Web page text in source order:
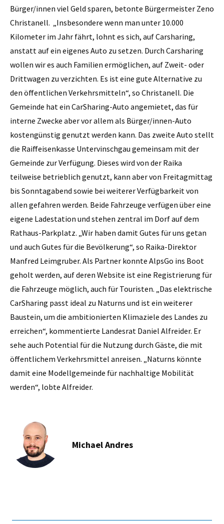
Bürger/innen viel Geld sparen, betonte Bürgermeister Zeno
Christanell. „Insbesondere wenn man unter 10.000
Kilometer im Jahr fährt, lohnt es sich, auf Carsharing,
anstatt auf ein eigenes Auto zu setzen. Durch Carsharing
wollen wir es auch Familien ermöglichen, auf Zweit- oder
Drittwagen zu verzichten. Es ist eine gute Alternative zu
den öffentlichen Verkehrsmitteln“, so Christanell. Die
Gemeinde hat ein CarSharing-Auto angemietet, das für
interne Zwecke aber vor allem als Bürger/innen-Auto
kostengünstig genutzt werden kann. Das zweite Auto stellt
die Raiffeisenkasse Untervinschgau gemeinsam mit der
Gemeinde zur Verfügung. Dieses wird von der Raika
teilweise betrieblich genutzt, kann aber von Freitagmittag
bis Sonntagabend sowie bei weiterer Verfügbarkeit von
allen gefahren werden. Beide Fahrzeuge verfügen über eine
eigene Ladestation und stehen zentral im Dorf auf dem
Rathaus-Parkplatz. „Wir haben damit Gutes für uns getan
und auch Gutes für die Bevölkerung“, so Raika-Direktor
Manfred Leimgruber. Als Partner konnte AlpsGo ins Boot
geholt werden, auf deren Website ist eine Registrierung für
die Fahrzeuge möglich, auch für Touristen. „Das elektrische
CarSharing passt ideal zu Naturns und ist ein weiterer
Baustein, um die ambitionierten Klimaziele des Landes zu
erreichen“, kommentierte Landesrat Daniel Alfreider. Er
sehe auch Potential für die Nutzung durch Gäste, die mit
öffentlichem Verkehrsmittel anreisen. „Naturns könnte
damit eine Modellgemeinde für nachhaltige Mobilität
werden“, lobte Alfreider.
Michael Andres